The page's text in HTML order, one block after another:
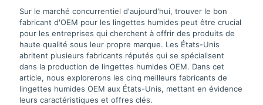
Sur le marché concurrentiel d'aujourd'hui, trouver le bon
fabricant d'OEM pour les lingettes humides peut être crucial
pour les entreprises qui cherchent à offrir des produits de
haute qualité sous leur propre marque. Les États-Unis
abritent plusieurs fabricants réputés qui se spécialisent
dans la production de lingettes humides OEM. Dans cet
article, nous explorerons les cinq meilleurs fabricants de
lingettes humides OEM aux États-Unis, mettant en évidence
leurs caractéristiques et offres clés.